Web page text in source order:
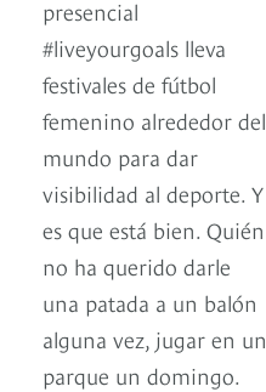
presencial
#liveyourgoals lleva
festivales de fútbol
femenino alrededor del
mundo para dar
visibilidad al deporte. Y
es que está bien. Quién
no ha querido darle
una patada a un balón
alguna vez, jugar en un
parque un domingo.